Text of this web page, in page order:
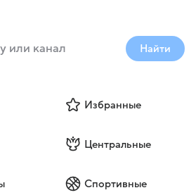
Найти
Избранные
Центральные
Спортивные